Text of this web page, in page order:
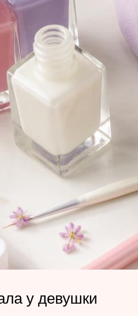
у девушки